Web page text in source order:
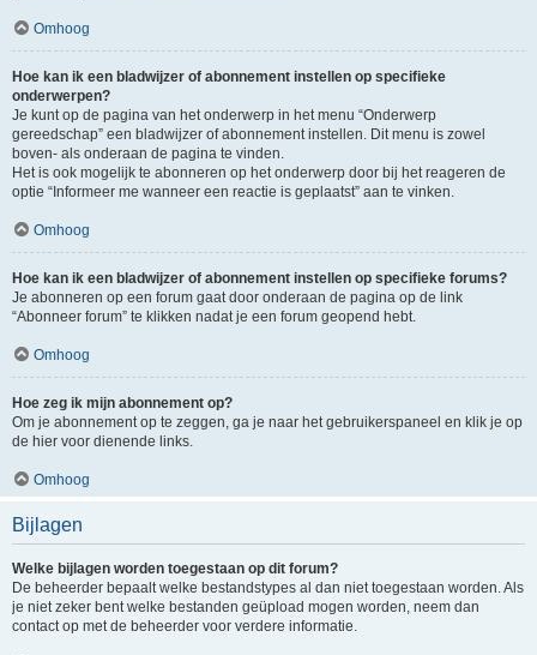
Omhoog
Hoe kan ik een bladwijzer of abonnement instellen op specifieke
onderwerpen?
Je kunt op de pagina van het onderwerp in het menu “Onderwerp
gereedschap” een bladwijzer of abonnement instellen. Dit menu is zowel
boven- als onderaan de pagina te vinden.
Het is ook mogelijk te abonneren op het onderwerp door bij het reageren de
optie “Informeer me wanneer een reactie is geplaatst” aan te vinken.
Omhoog
Hoe kan ik een bladwijzer of abonnement instellen op specifieke forums?
Je abonneren op een forum gaat door onderaan de pagina op de link
“Abonneer forum” te klikken nadat je een forum geopend hebt.
Omhoog
Hoe zeg ik mijn abonnement op?
Om je abonnement op te zeggen, ga je naar het gebruikerspaneel en klik je op
de hier voor dienende links.
Omhoog
Bijlagen
Welke bijlagen worden toegestaan op dit forum?
De beheerder bepaalt welke bestandstypes al dan niet toegestaan worden. Als
je niet zeker bent welke bestanden geüpload mogen worden, neem dan
contact op met de beheerder voor verdere informatie.